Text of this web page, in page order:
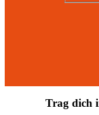
Trag dich